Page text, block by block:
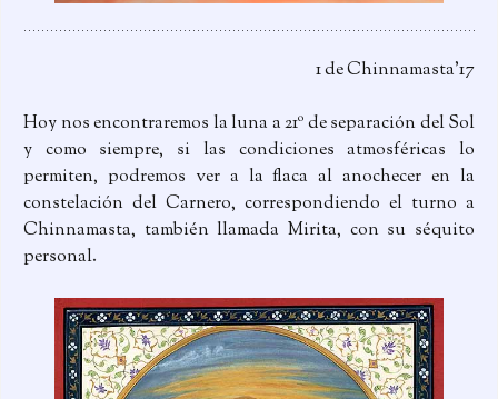
1 de Chinnamasta’17
Hoy nos encontraremos la luna a 21º de separación del Sol
y como siempre, si las condiciones atmosféricas lo
permiten, podremos ver a la flaca al anochecer en la
constelación del Carnero, correspondiendo el turno a
Chinnamasta, también llamada Mirita, con su séquito
personal.